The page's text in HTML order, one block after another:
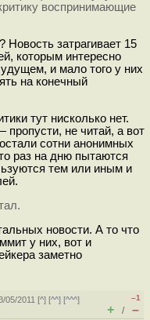
воспринимающие
Новость затрагивает 15
которым интересно
и мало того у них
на конечный
тут нисколько нет.
пропусти, не читай, а вот
сотни анонимных
раз на дню пытаются
тем или иным и
новости. А то что
у них, вот и
заметно
05/2011 [^] [^^] [^^^]
–1
+ / –